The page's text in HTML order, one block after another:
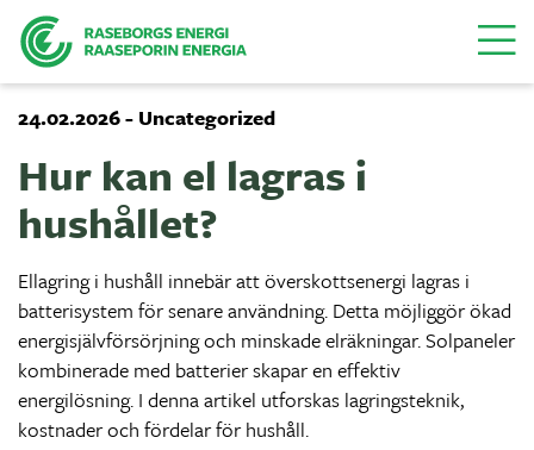
Menu
24.02.2026 - Uncategorized
Hur kan el lagras i
hushållet?
Ellagring i hushåll innebär att överskottsenergi lagras i
batterisystem för senare användning. Detta möjliggör ökad
energisjälvförsörjning och minskade elräkningar. Solpaneler
kombinerade med batterier skapar en effektiv
energilösning. I denna artikel utforskas lagringsteknik,
kostnader och fördelar för hushåll.